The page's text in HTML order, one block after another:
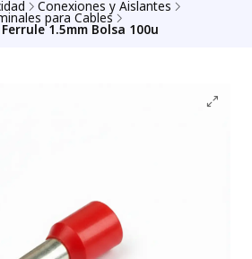
Conexiones y Aislantes
para Cables
1.5mm Bolsa 100u